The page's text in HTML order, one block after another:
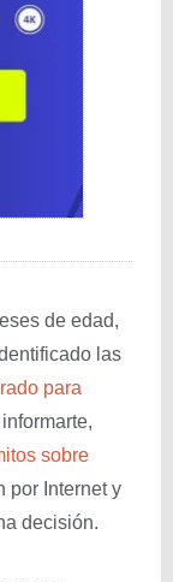
de edad,
las
para
sobre
por Internet y
decisión.